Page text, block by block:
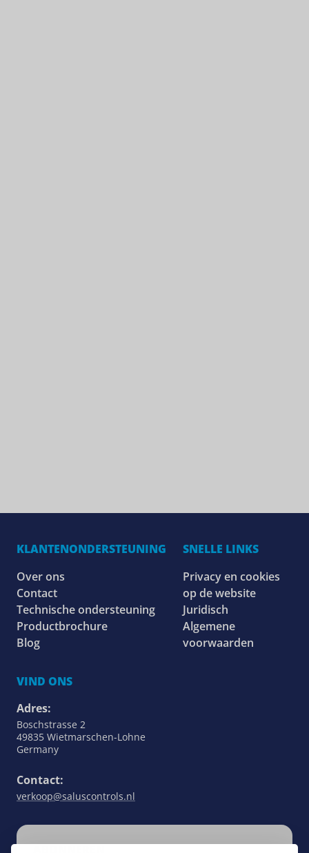
KLANTENONDERSTEUNING
Over ons
Contact
Technische ondersteuning
Productbrochure
Blog
SNELLE LINKS
Privacy en cookies
op de website
Juridisch
Algemene
voorwaarden
VIND ONS
Adres:
Boschstrasse 2
49835 Wietmarschen-Lohne
Germany
Contact:
verkoop@saluscontrols.nl